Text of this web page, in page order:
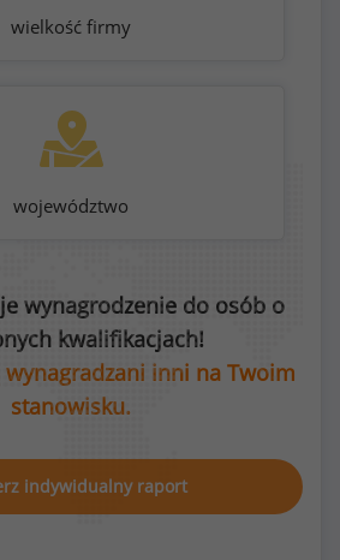
wielkość firmy
województwo
wynagrodzenie do osób o
kwalifikacjach!
wynagradzani inni na Twoim
stanowisku.
indywidualny raport